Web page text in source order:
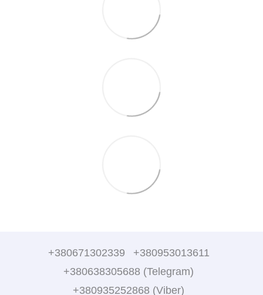
+380671302339
+380953013611
+380638305688 (Telegram)
+380935252868 (Viber)